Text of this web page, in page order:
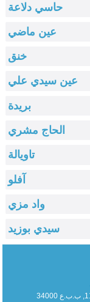
حاسي دلاعة
عين ماضي
خنق
عين سيدي علي
بريدة
الحاج مشري
تاويالة
آفلو
واد مزي
سيدي بوزيد